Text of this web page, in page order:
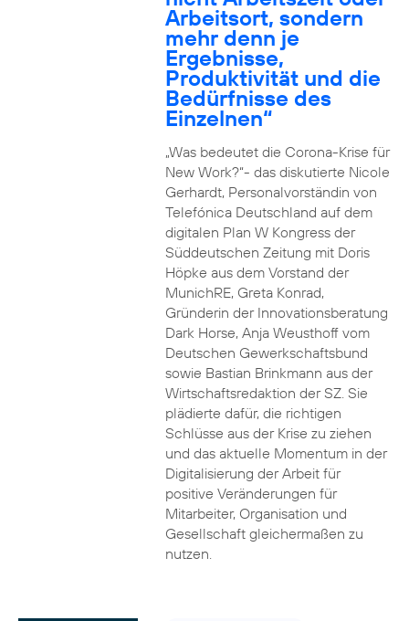
Arbeitsort, sondern
mehr denn je
Ergebnisse,
Produktivität und die
Bedürfnisse des
Einzelnen“
„Was bedeutet die Corona-Krise für
New Work?“- das diskutierte Nicole
Gerhardt, Personalvorständin von
Telefónica Deutschland auf dem
digitalen Plan W Kongress der
Süddeutschen Zeitung mit Doris
Höpke aus dem Vorstand der
MunichRE, Greta Konrad,
Gründerin der Innovationsberatung
Dark Horse, Anja Weusthoff vom
Deutschen Gewerkschaftsbund
sowie Bastian Brinkmann aus der
Wirtschaftsredaktion der SZ. Sie
plädierte dafür, die richtigen
Schlüsse aus der Krise zu ziehen
und das aktuelle Momentum in der
Digitalisierung der Arbeit für
positive Veränderungen für
Mitarbeiter, Organisation und
Gesellschaft gleichermaßen zu
nutzen.